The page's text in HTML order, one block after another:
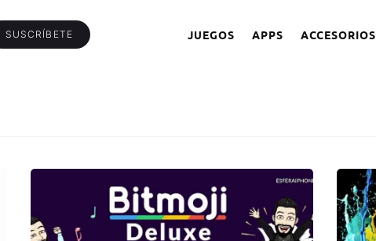
SUSCRÍBETE JUEGOS APPS ACCESORIOS